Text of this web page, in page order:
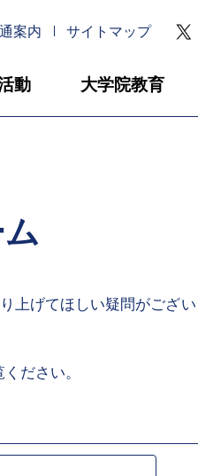
動 大学院教育
案内 サイトマップ
上げてほしい疑問がござ
ださい。